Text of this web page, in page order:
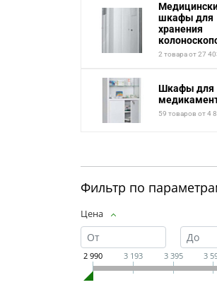
шкафы для
хранения
2 товара от 27
Шкафы для
59 товаров от 4
Фильтр по
Цена
2 990 3 193 3 395 3